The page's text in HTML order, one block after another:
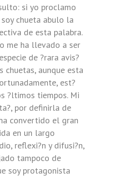
si yo proclamo
chueta abulo la
de esta palabra.
me ha llevado a ser
de ?rara avis?
chuetas, aunque esta
est?
?ltimos tiempos. Mi
por definirla de
convertido el gran
en un largo
reflexi?n y difusi?n,
tampoco de
soy protagonista